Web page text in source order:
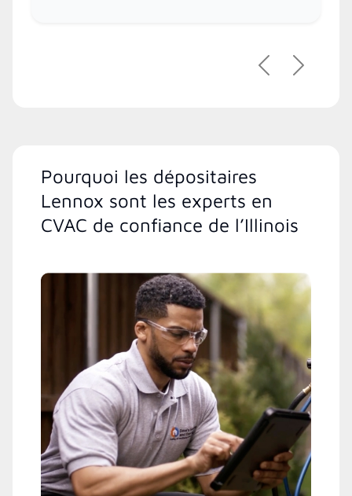
PrécédentSuivant
Pourquoi les dépositaires
Lennox sont les experts en
CVAC de confiance de l’Illinois